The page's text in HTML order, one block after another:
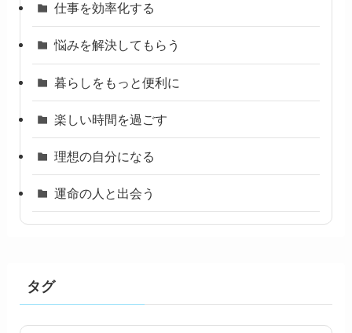
仕事を効率化する
悩みを解決してもらう
暮らしをもっと便利に
楽しい時間を過ごす
理想の自分になる
運命の人と出会う
タグ